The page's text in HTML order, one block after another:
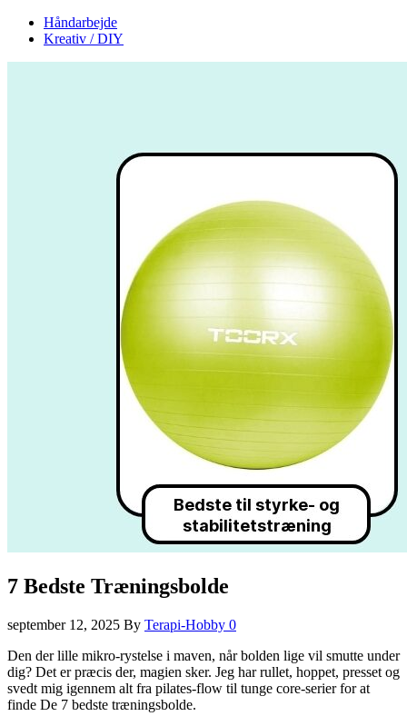
Håndarbejde
Kreativ / DIY
7 Bedste Træningsbolde
september 12, 2025 By Terapi-Hobby 0
Den der lille mikro-rystelse i maven, når bolden lige vil smutte under
dig? Det er præcis der, magien sker. Jeg har rullet, hoppet, presset og
svedt mig igennem alt fra pilates-flow til tunge core-serier for at
finde De 7 bedste træningsbolde.